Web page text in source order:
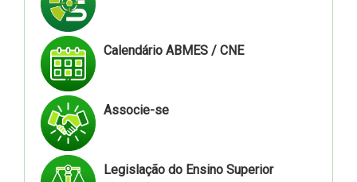
Calendário ABMES / CNE
Associe-se
Legislação do Ensino Superior